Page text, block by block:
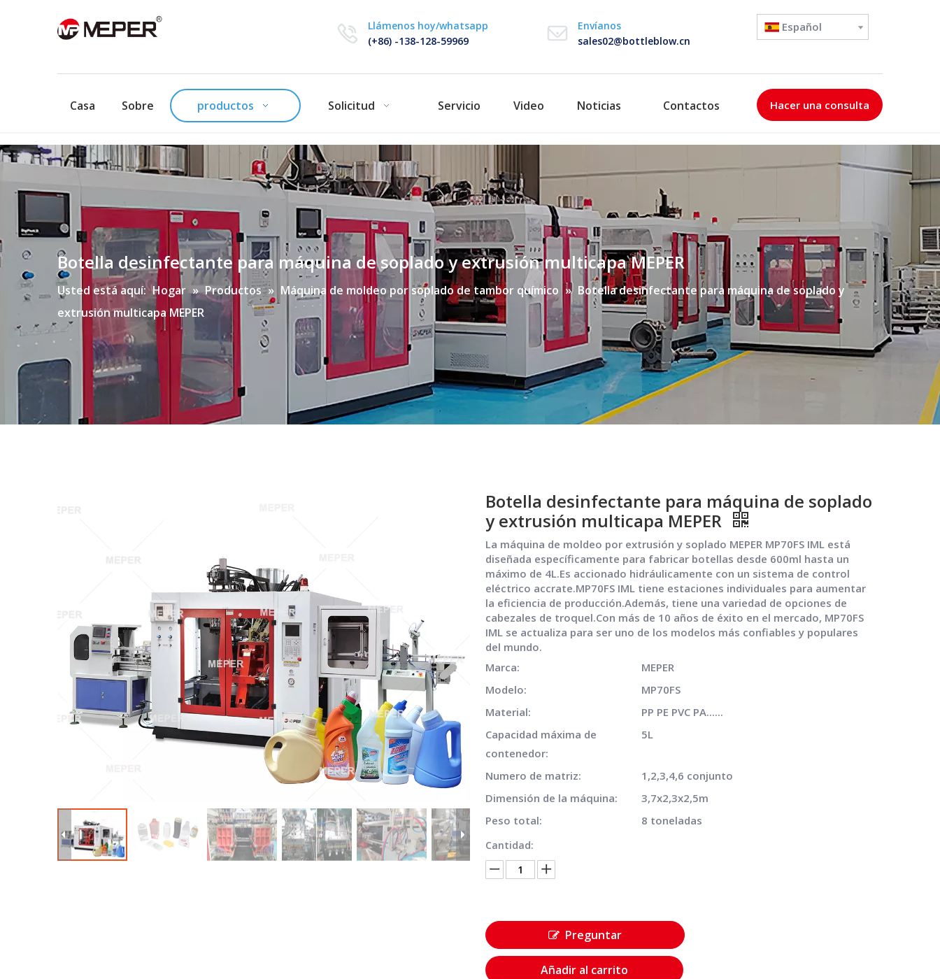
Llámenos hoy/whatsapp
(+86) -138-128-59969
Envíanos
sales02@bottleblow.cn
Español
Casa Sobre productos Solicitud Servicio Video Noticias Contactos Hacer una consulta
Botella desinfectante para máquina de soplado y extrusión multicapa MEPER
Usted está aquí: Hogar » Productos » Máquina de moldeo por soplado de tambor químico » Botella desinfectante para máquina de soplado y
extrusión multicapa MEPER
Botella desinfectante para máquina de soplado
y extrusión multicapa MEPER
La máquina de moldeo por extrusión y soplado MEPER MP70FS IML está
diseñada específicamente para fabricar botellas desde 600ml hasta un
máximo de 4L.Es accionado hidráulicamente con un sistema de control
eléctrico accrate.MP70FS IML tiene estaciones individuales para aumentar
la eficiencia de producción.Además, tiene una variedad de opciones de
cabezales de troquel.Con más de 10 años de éxito en el mercado, MP70FS
IML se actualiza para ser uno de los modelos más confiables y populares
del mundo.
Marca:
MEPER
Modelo:
MP70FS
Material:
PP PE PVC PA......
Capacidad máxima de
contenedor:
5L
Numero de matriz:
1,2,3,4,6 conjunto
Dimensión de la máquina:
3,7x2,3x2,5m
Peso total:
8 toneladas
Cantidad:
Preguntar
Añadir al carrito